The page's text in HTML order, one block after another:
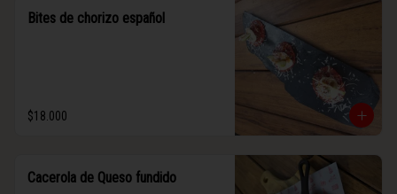
Bites de chorizo español
$18.000
Cacerola de Queso fundido